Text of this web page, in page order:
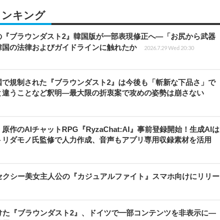
キング
『ブラウンダスト2』韓国版が一部表現修正へ―「お尻から武器
の法律およびガイドラインに触れたか
2026.7.29 Wed 20:30
規制された『ブラウンダスト2』は今後も「斬新な下品さ」で
うことなど釈明―最大限の折衷案で攻めの姿勢は崩さない
原作のAIチャットRPG『RyzaChat:AI』事前登録開始！生成AIは
ダモノ氏監修で人力作成、音声もアプリ専用収録素材を活用
クシー美女主人公の『カジュアルファイト』スマホ向けにリリー
『ブラウンダスト2』、ドイツで一部コンテンツを非表示に―